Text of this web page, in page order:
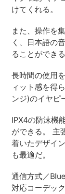
けてくれる。
また、操作を
く、日本語の
ることができる
長時間の使用
ィット感を得
ンジ)のイヤピ
IPX4の防沫機
ができる。 主
着いたデザイ
も最適だ。
通信方式／
対応コーデッ